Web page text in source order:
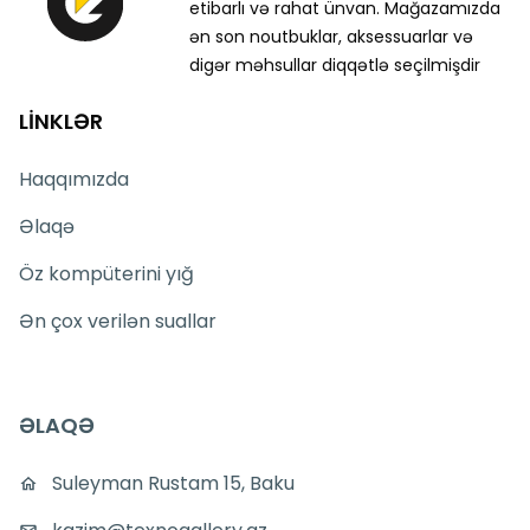
etibarlı və rahat ünvan. Mağazamızda
ən son noutbuklar, aksessuarlar və
digər məhsullar diqqətlə seçilmişdir
LİNKLƏR
Haqqımızda
Əlaqə
Öz kompüterini yığ
Ən çox verilən suallar
ƏLAQƏ
Suleyman Rustam 15, Baku